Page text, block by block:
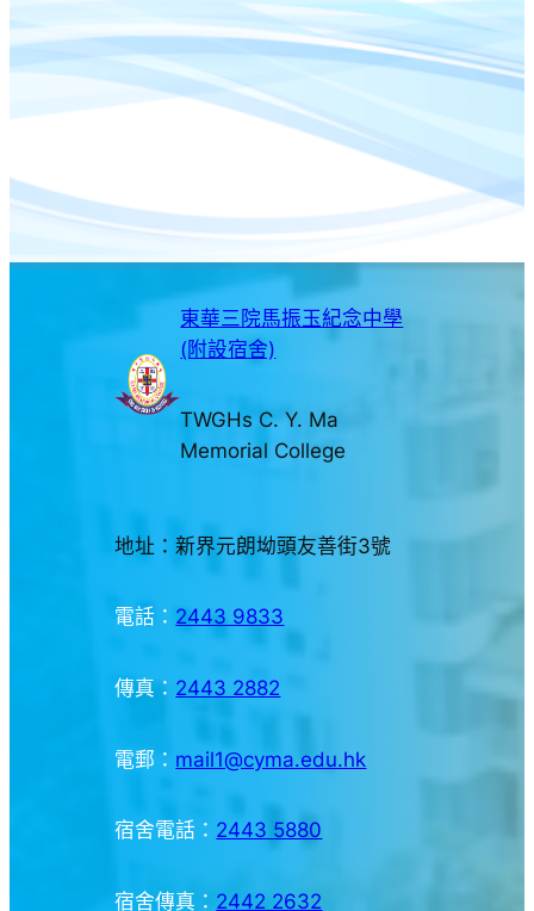
東華三院馬振玉紀念中學
(附設宿舍)
TWGHs C. Y. Ma
Memorial College
地址：新界元朗坳頭友善街3號
電話： 2443 9833
傳真： 2443 2882
電郵： mail1@cyma.edu.hk
宿舍電話： 2443 5880
宿舍傳真： 2442 2632